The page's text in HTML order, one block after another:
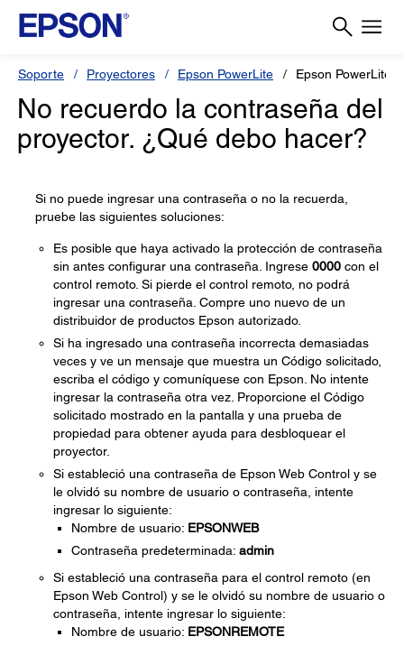
Soporte Proyectores Epson PowerLite Epson PowerLite
No recuerdo la contraseña del
proyector. ¿Qué debo hacer?
Si no puede ingresar una contraseña o no la recuerda,
pruebe las siguientes soluciones:
Es posible que haya activado la protección de contraseña
sin antes configurar una contraseña. Ingrese 0000 con el
control remoto. Si pierde el control remoto, no podrá
ingresar una contraseña. Compre uno nuevo de un
distribuidor de productos Epson autorizado.
Si ha ingresado una contraseña incorrecta demasiadas
veces y ve un mensaje que muestra un Código solicitado,
escriba el código y comuníquese con Epson. No intente
ingresar la contraseña otra vez. Proporcione el Código
solicitado mostrado en la pantalla y una prueba de
propiedad para obtener ayuda para desbloquear el
proyector.
Si estableció una contraseña de Epson Web Control y se
le olvidó su nombre de usuario o contraseña, intente
ingresar lo siguiente:
Nombre de usuario: EPSONWEB
Contraseña predeterminada: admin
Si estableció una contraseña para el control remoto (en
Epson Web Control) y se le olvidó su nombre de usuario o
contraseña, intente ingresar lo siguiente:
Nombre de usuario: EPSONREMOTE